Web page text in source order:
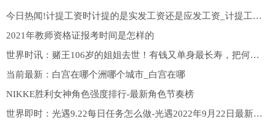
今日热闻!计提工资时计提的是实发工资还是应发工资_计提工资是以实发工资计提还是应发工资
2021年教师资格证报考时间是怎样的
世界时讯：赌王106岁的姐姐去世！有钱又单身最长寿，把何猷君当“儿子”
当前最新：白宫在哪个洲哪个城市_白宫在哪
NIKKE胜利女神角色强度排行-最新角色节奏榜
世界即时：光遇9.22每日任务怎么做-光遇2022年9月22日最新每日任务攻略